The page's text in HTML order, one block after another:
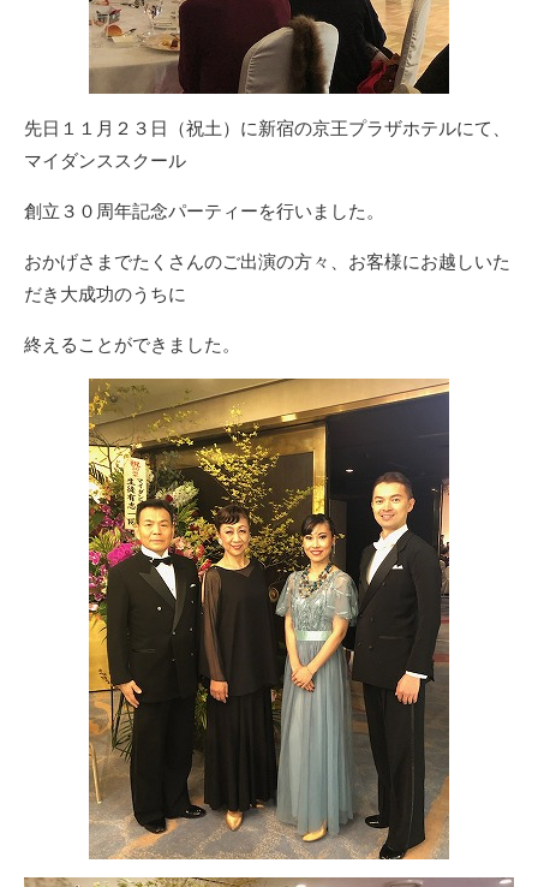
先日１１月２３日（祝土）に新宿の京王プラザホテルにて、
マイダンススクール
創立３０周年記念パーティーを行いました。
おかげさまでたくさんのご出演の方々、お客様にお越しいた
だき大成功のうちに
終えることができました。